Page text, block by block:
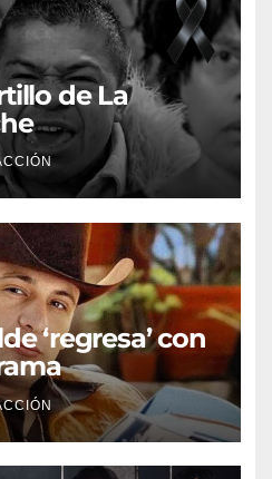
de La
‘regresa’ con